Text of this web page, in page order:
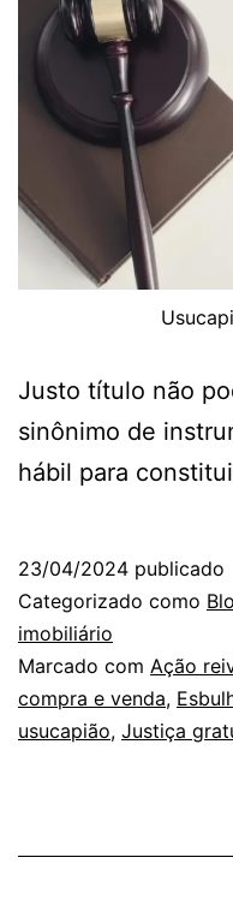
Justo título não
sinônimo de
hábil para
23/04/2024 publicado
Categorizado como
imobiliário
Marcado com Ação
compra e venda,
usucapião, Justiça